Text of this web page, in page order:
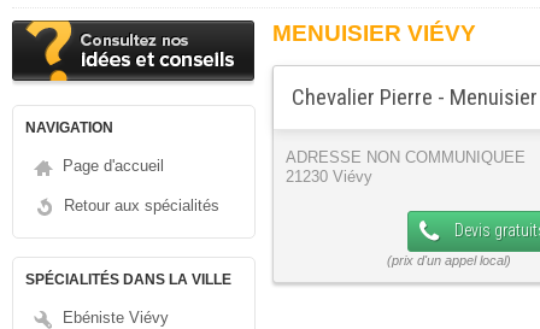
NAVIGATION
Page d'accueil
Retour aux spécialités
SPÉCIALITÉS DANS LA VILLE
Ebéniste Viévy
MENUISIER VIÉVY
Chevalier Pierre - Menuisier
ADRESSE NON COMMUNIQUEE
21230 Viévy
Devis